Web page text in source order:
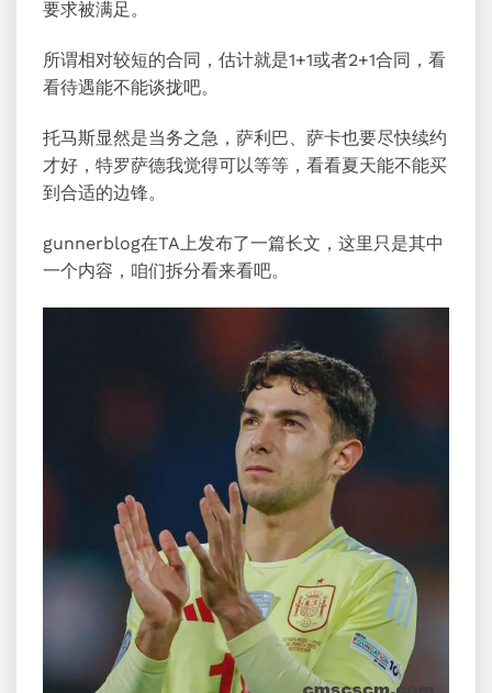
要求被满足。
所谓相对较短的合同，估计就是1+1或者2+1合同，看
看待遇能不能谈拢吧。
托马斯显然是当务之急，萨利巴、萨卡也要尽快续约
才好，特罗萨德我觉得可以等等，看看夏天能不能买
到合适的边锋。
gunnerblog在TA上发布了一篇长文，这里只是其中
一个内容，咱们拆分看来看吧。